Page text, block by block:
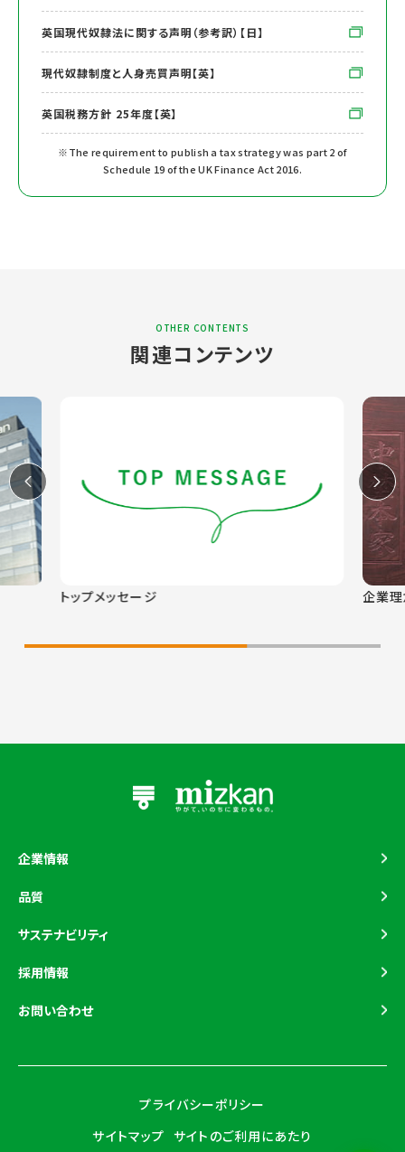
英国現代奴隷法に関する声明（参考訳）【日】
現代奴隷制度と人身売買声明【英】
英国税務方針 25年度【英】
※The requirement to publish a tax strategy was part 2 of
Schedule 19 of the UK Finance Act 2016.
OTHER CONTENTS
関連コンテンツ
企業情報
トップメッセージ
ミツカングループの歴史
品質
品質マネジメント
サステナビリティ
基本的な考え方と推進体制
採用情報
お問い合わせ
プライバシーポリシー
サイトマップ サイトのご利用にあたり